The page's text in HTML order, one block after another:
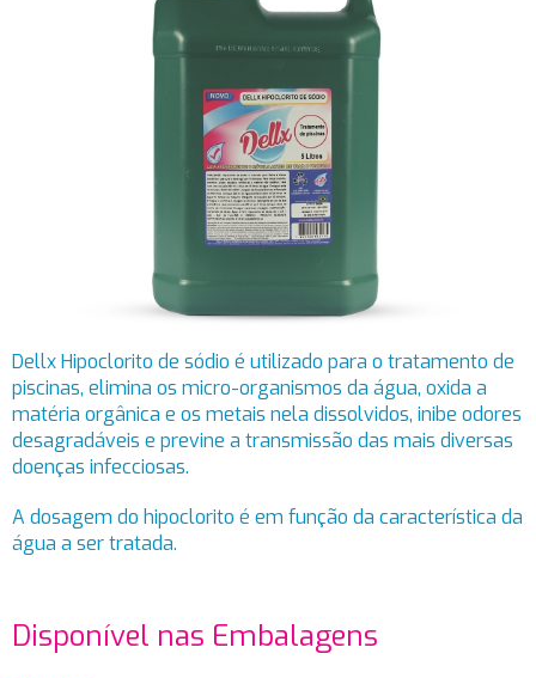
Dellx Hipoclorito de sódio é utilizado para o tratamento de
piscinas, elimina os micro-organismos da água, oxida a
matéria orgânica e os metais nela dissolvidos, inibe odores
desagradáveis e previne a transmissão das mais diversas
doenças infecciosas.
A dosagem do hipoclorito é em função da característica da
água a ser tratada.
Disponível nas Embalagens